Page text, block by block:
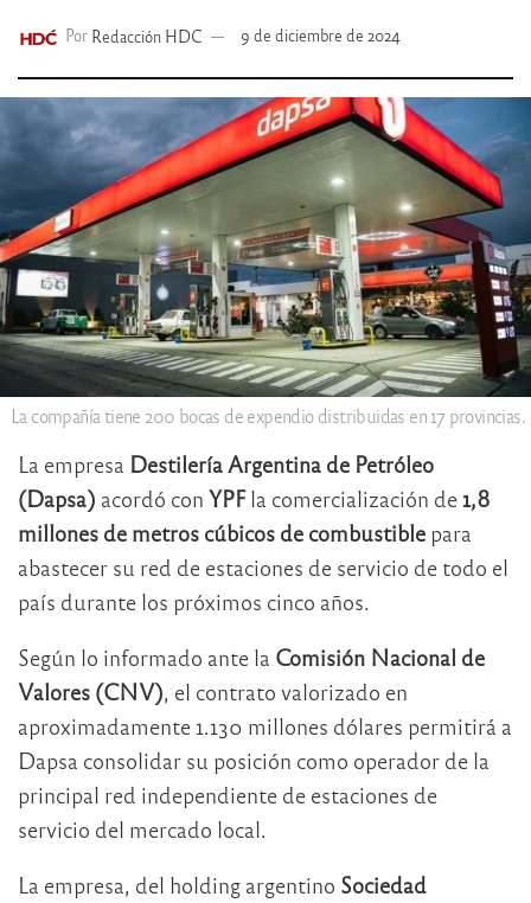
Por Redacción HDC 9 de diciembre de 2024
La compañía tiene 200 bocas de expendio distribuidas en 17 provincias.
La empresa Destilería Argentina de Petróleo
(Dapsa) acordó con YPFla comercialización de 1,8
millones de metros cúbicos de combustible para
abastecer su red de estaciones de servicio de todo el
país durante los próximos cinco años.
Según lo informado ante la Comisión Nacional de
Valores (CNV), el contrato valorizado en
aproximadamente 1.130 millones dólares permitirá a
Dapsa consolidar su posición como operador de la
principal red independiente de estaciones de
servicio del mercado local.
La empresa, del holding argentino Sociedad